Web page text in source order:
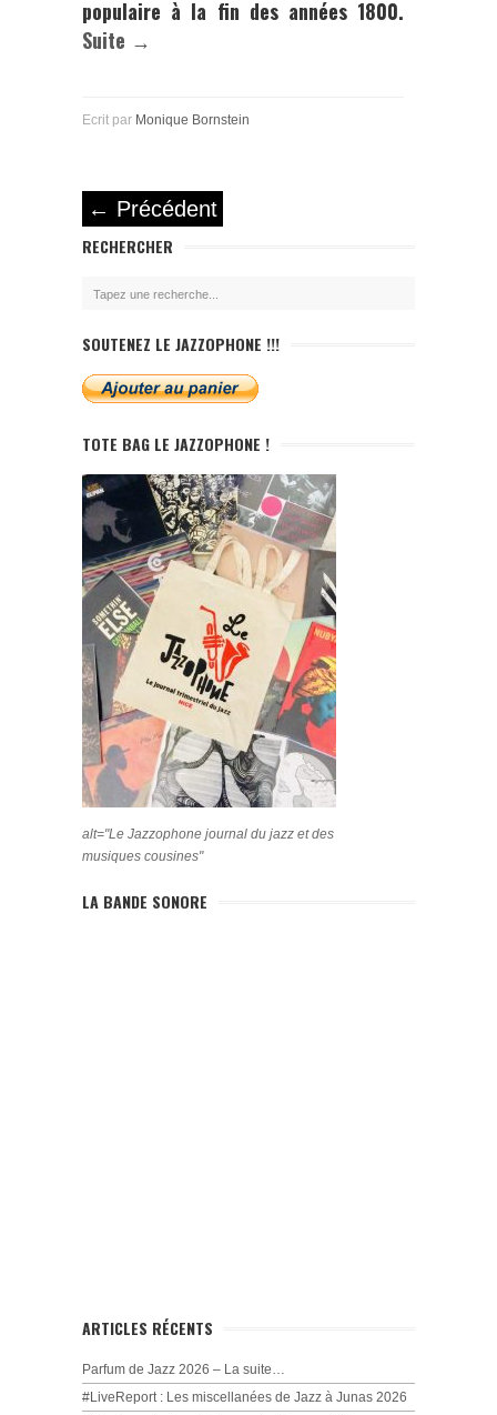
populaire à la fin des années 1800.
Suite →
Ecrit par Monique Bornstein
← Précédent
RECHERCHER
SOUTENEZ LE JAZZOPHONE !!!
TOTE BAG LE JAZZOPHONE !
alt="Le Jazzophone journal du jazz et des
musiques cousines"
LA BANDE SONORE
ARTICLES RÉCENTS
Parfum de Jazz 2026 – La suite…
#LiveReport : Les miscellanées de Jazz à Junas 2026